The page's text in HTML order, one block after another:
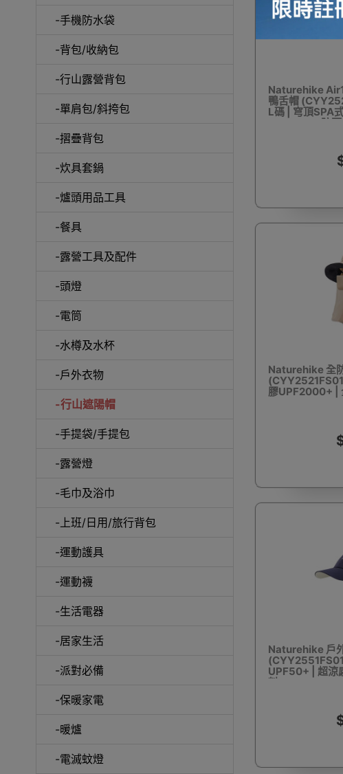
-手機防水袋
-背包/收納包
-行山露營背包
-單肩包/斜挎包
-摺疊背包
-炊具套鍋
-爐頭用品工具
-餐具
-露營工具及配件
-頭燈
-電筒
-水樽及水杯
-戶外衣物
-行山遮陽帽
-手提袋/手提包
-露營燈
-毛巾及浴巾
-上班/日用/旅行背包
-運動護具
-運動襪
-生活電器
-居家生活
-派對必備
-保暖家電
-暖爐
-電滅蚊燈
保溫冰箱
天幕布
披肩/手袖
行李箱及配件
Naturehike
鴨舌帽
L碼 | 穹頂SPA
UPF1000+防曬
Naturehike 全
膠UPF2000+ |
Naturehike 戶
UPF50+ | 超涼
料